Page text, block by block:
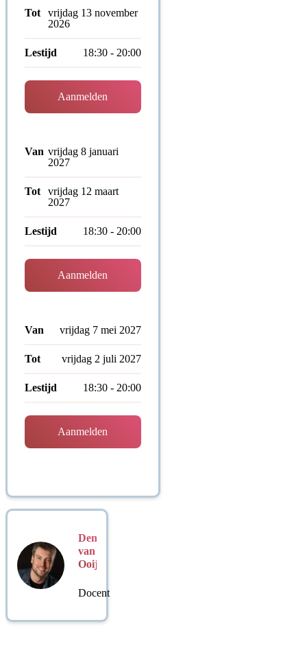
Tot
vrijdag 13 november
2026
Lestijd 18:30 - 20:00
Aanmelden
Van vrijdag 8 januari
2027
Tot
vrijdag 12 maart
2027
Lestijd 18:30 - 20:00
Aanmelden
Van vrijdag 7 mei 2027
Tot vrijdag 2 juli 2027
Lestijd 18:30 - 20:00
Aanmelden
Dennis
van
Ooijen
Docent